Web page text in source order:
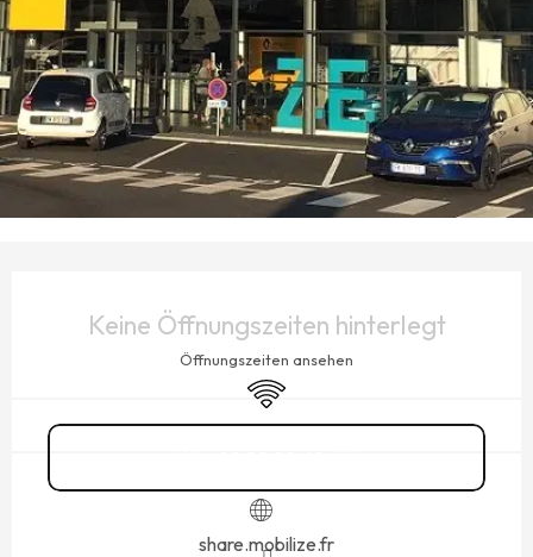
Keine Öffnungszeiten hinterlegt
Öffnungszeiten ansehen
Wi-Fi
share.mobilize.fr